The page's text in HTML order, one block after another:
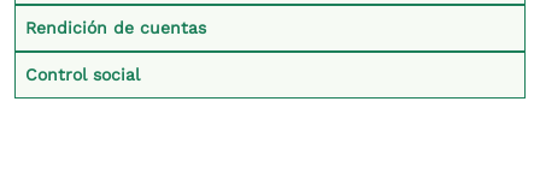
Rendición de cuentas
Control social